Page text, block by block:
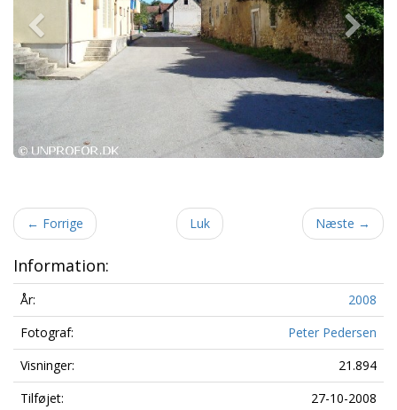
← Forrige Luk Næste →
Information:
År:
2008
Fotograf:
Peter Pedersen
Visninger:
21.894
Tilføjet:
27-10-2008